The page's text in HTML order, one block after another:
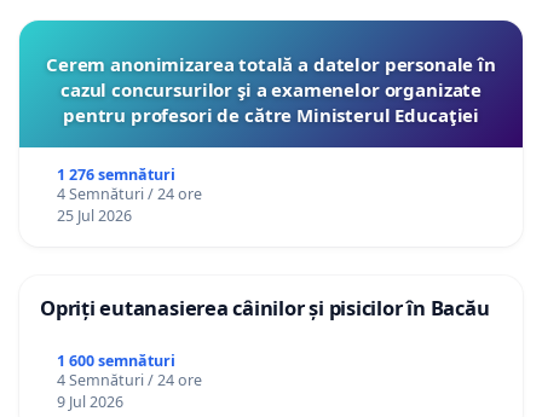
Cerem anonimizarea totală a datelor personale în
cazul concursurilor şi a examenelor organizate
pentru profesori de către Ministerul Educaţiei
1 276 semnături
4 Semnături / 24 ore
25 Jul 2026
Opriți eutanasierea câinilor și pisicilor în Bacău
1 600 semnături
4 Semnături / 24 ore
9 Jul 2026